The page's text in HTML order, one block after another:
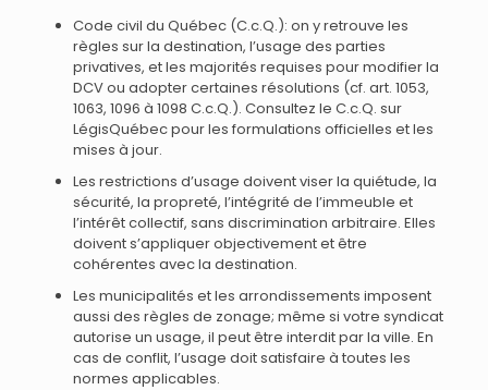
Code civil du Québec (C.c.Q.): on y retrouve les
règles sur la destination, l’usage des parties
privatives, et les majorités requises pour modifier la
DCV ou adopter certaines résolutions (cf. art. 1053,
1063, 1096 à 1098 C.c.Q.). Consultez le C.c.Q. sur
LégisQuébec pour les formulations officielles et les
mises à jour.
Les restrictions d’usage doivent viser la quiétude, la
sécurité, la propreté, l’intégrité de l’immeuble et
l’intérêt collectif, sans discrimination arbitraire. Elles
doivent s’appliquer objectivement et être
cohérentes avec la destination.
Les municipalités et les arrondissements imposent
aussi des règles de zonage; même si votre syndicat
autorise un usage, il peut être interdit par la ville. En
cas de conflit, l’usage doit satisfaire à toutes les
normes applicables.